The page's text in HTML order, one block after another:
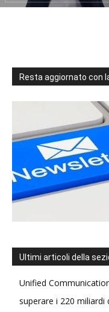
Resta aggiornato con
Ultimi articoli della
Unified
superare i 220 miliardi